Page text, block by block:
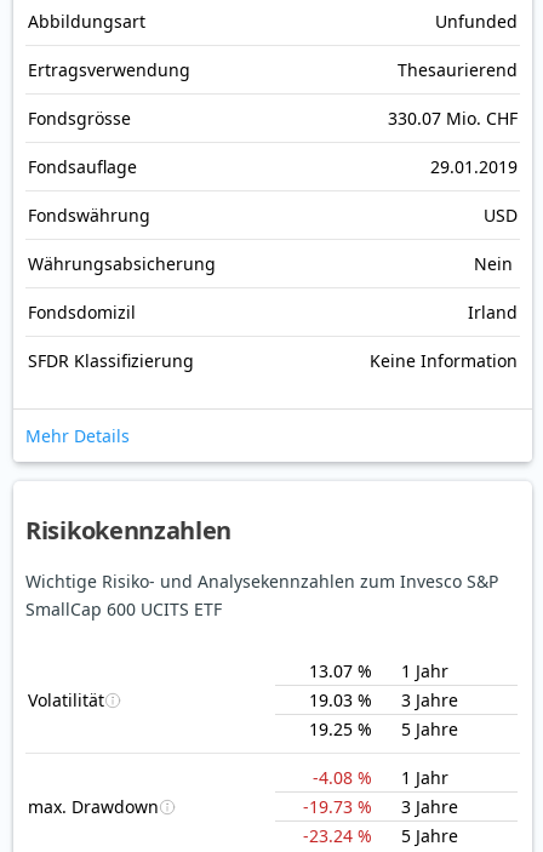
Abbildungs­art Unfunded
Ertrags­verwendung Thesaurierend
Fonds­grösse 330.07 Mio. CHF
Fonds­auflage 29.01.2019
Fonds­währung USD
Währungsabsicherung Nein
Fondsdomizil Irland
SFDR Klassifizierung Keine Information
Mehr Details
Risikokennzahlen
Wichtige Risiko- und Analysekennzahlen zum Invesco S&P
SmallCap 600 UCITS ETF
Volatilität
13.07 %
1 Jahr
19.03 %
3 Jahre
19.25 %
5 Jahre
max. Drawdown
-4.08 %
1 Jahr
-19.73 %
3 Jahre
-23.24 %
5 Jahre